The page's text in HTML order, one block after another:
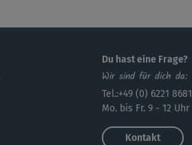
Du hast eine Frage?
Wir sind für dich da:
Tel.:+49 (0) 6221
Mo. bis Fr. 9 - 12 Uhr
Kontakt